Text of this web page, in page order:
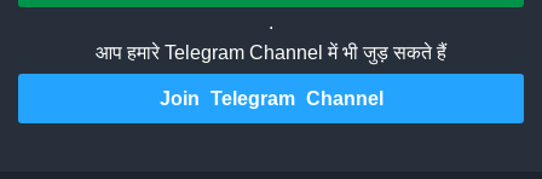
.
आप हमारे Telegram Channel में भी जुड़ सकते हैं
Join Telegram Channel